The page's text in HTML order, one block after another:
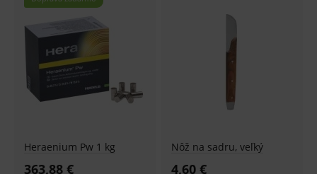
Heraenium Pw 1 kg
363,88 €
Nôž na sadru, veľký
4,60 €